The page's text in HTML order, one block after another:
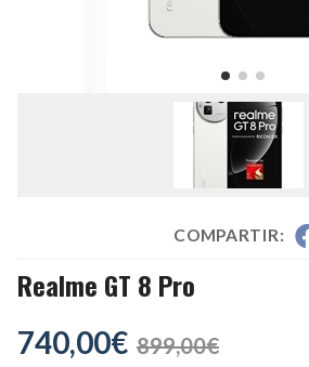
COMPARTIR:
Realme GT 8 Pro
740,00€ 899,00€